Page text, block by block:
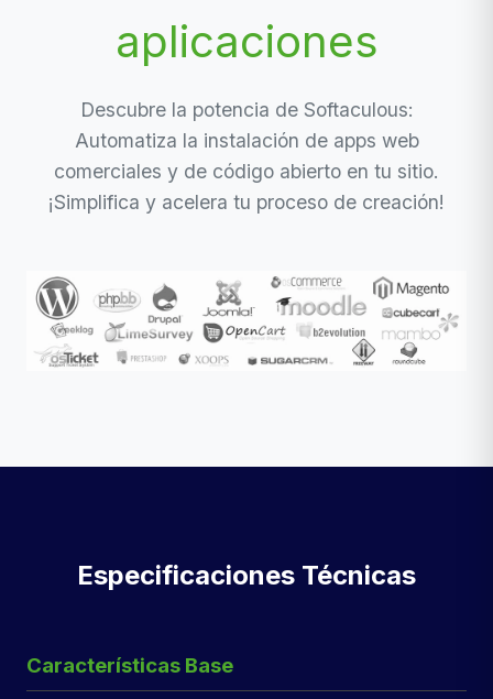
aplicaciones
Descubre la potencia de Softaculous:
Automatiza la instalación de apps web
comerciales y de código abierto en tu sitio.
¡Simplifica y acelera tu proceso de creación!
Especificaciones Técnicas
Características Base